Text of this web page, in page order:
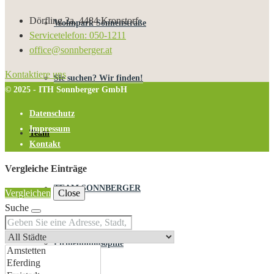
Wohnpark Sonnenstraße
Sie suchen? Wir finden!
Team
TEAM SONNBERGER
Firmenphilosophie
Dörfling 2a, 4484 Kronstorf
Servicetelefon: 050-1211
office@sonnberger.at
Kontaktiere uns
© 2025 - ITH Sonnberger GmbH
Datenschutz
Impressum
Kontakt
Vergleiche Einträge
Vergleichen
Close
Suche